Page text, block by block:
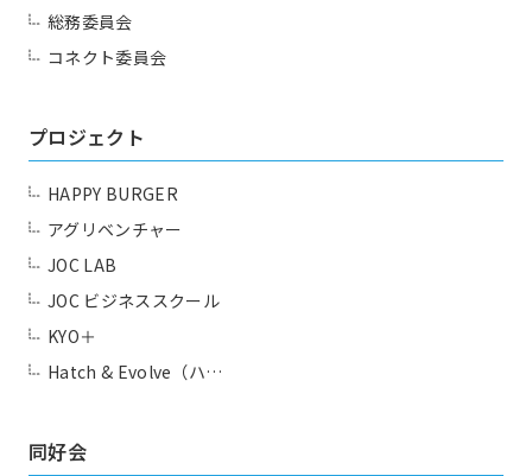
総務委員会
コネクト委員会
プロジェクト
HAPPY BURGER
アグリベンチャー
JOC LAB
JOC ビジネススクール
KYO＋
Hatch & Evolve（ハ…
同好会